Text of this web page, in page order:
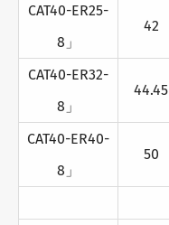
CAT40-ER25-
8」
42
CAT40-ER32-
8」
44.45
CAT40-ER40-
8」
50